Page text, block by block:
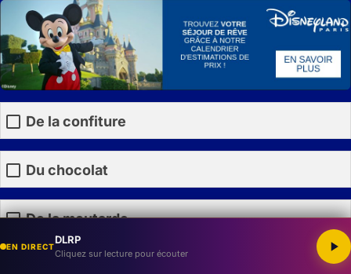
De la confiture
Du chocolat
De la moutarde
EN DIRECT
DLRP
Cliquez sur lecture pour écouter